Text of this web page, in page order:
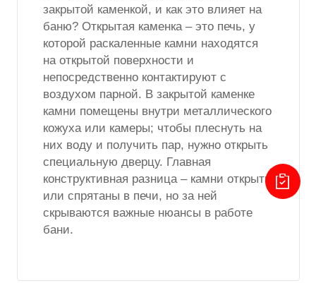
закрытой каменкой, и как это влияет на
баню? Открытая каменка – это печь, у
которой раскаленные камни находятся
на открытой поверхности и
непосредственно контактируют с
воздухом парной. В закрытой каменке
камни помещены внутри металлического
кожуха или камеры; чтобы плеснуть на
них воду и получить пар, нужно открыть
специальную дверцу. Главная
конструктивная разница – камни открыты
или спрятаны в печи, но за ней
скрываются важные нюансы в работе
бани.